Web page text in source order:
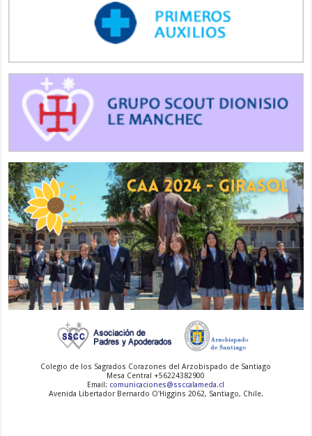
Colegio de los Sagrados Corazones del Arzobispado de Santiago
Mesa Central +56224382900
Email: comunicaciones@ssccalameda.cl
Avenida Libertador Bernardo O'Higgins 2062, Santiago, Chile.